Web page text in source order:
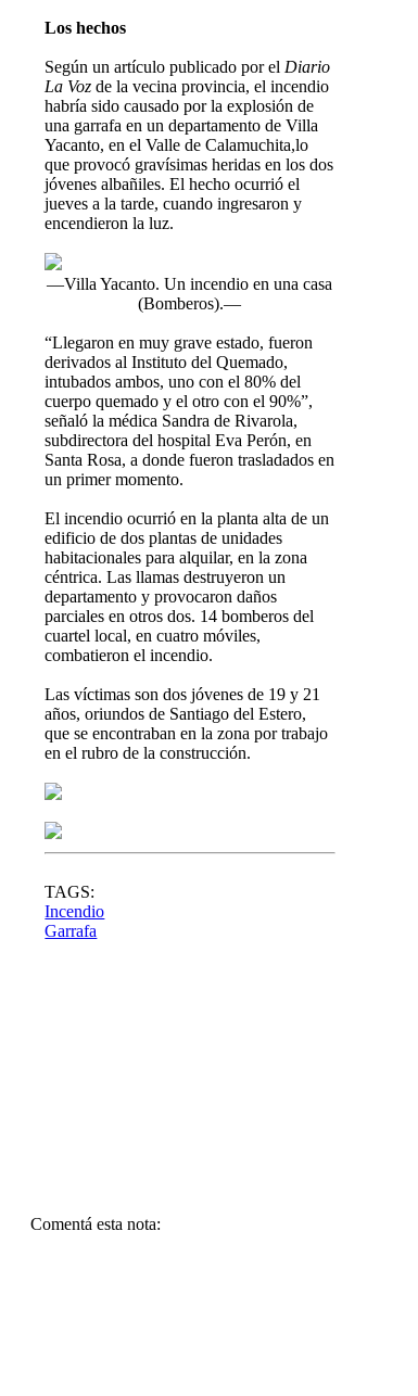
Los hechos
Según un artículo publicado por el Diario
La Voz de la vecina provincia, el incendio
habría sido causado por la explosión de
una garrafa en un departamento de Villa
Yacanto, en el Valle de Calamuchita,lo
que provocó gravísimas heridas en los dos
jóvenes albañiles. El hecho ocurrió el
jueves a la tarde, cuando ingresaron y
encendieron la luz.
—Villa Yacanto. Un incendio en una casa
(Bomberos).—
“Llegaron en muy grave estado, fueron
derivados al Instituto del Quemado,
intubados ambos, uno con el 80% del
cuerpo quemado y el otro con el 90%”,
señaló la médica Sandra de Rivarola,
subdirectora del hospital Eva Perón, en
Santa Rosa, a donde fueron trasladados en
un primer momento.
El incendio ocurrió en la planta alta de un
edificio de dos plantas de unidades
habitacionales para alquilar, en la zona
céntrica. Las llamas destruyeron un
departamento y provocaron daños
parciales en otros dos. 14 bomberos del
cuartel local, en cuatro móviles,
combatieron el incendio.
Las víctimas son dos jóvenes de 19 y 21
años, oriundos de Santiago del Estero,
que se encontraban en la zona por trabajo
en el rubro de la construcción.
TAGS:
Incendio
Garrafa
Comentá esta nota: